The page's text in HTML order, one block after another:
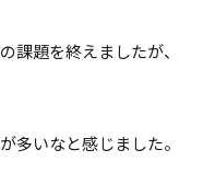
課題を終えましたが、
多いなと感じました。